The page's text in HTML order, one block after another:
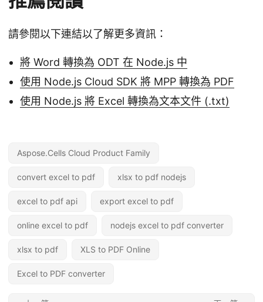
請參閱以下連結以了解更多資訊：
將 Word 轉換為 ODT 在 Node.js 中
使用 Node.js Cloud SDK 將 MPP 轉換為 PDF
使用 Node.js 將 Excel 轉換為文本文件 (.txt)
Aspose.Cells Cloud Product Family
convert excel to pdf xlsx to pdf nodejs
excel to pdf api export excel to pdf
online excel to pdf nodejs excel to pdf converter
xlsx to pdf XLS to PDF Online
Excel to PDF converter